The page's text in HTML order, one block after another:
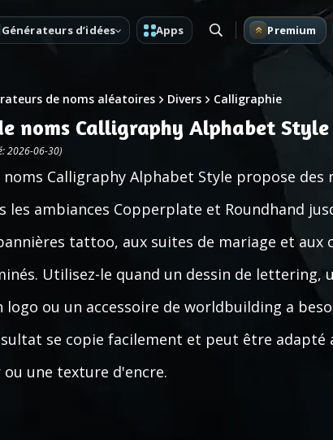
Générateurs d’idées Apps Premium
de noms aléatoires Divers Calligraphie
noms Calligraphy Alphabet Style
2026-06-30)
Calligraphy Alphabet Style propose
les ambiances Copperplate et Roundhand
tattoo, aux suites de mariage et aux
Utilisez-le quand un dessin de lettering,
ou un accessoire de worldbuilding a
se copie facilement et peut être adapté
une texture d'encre.